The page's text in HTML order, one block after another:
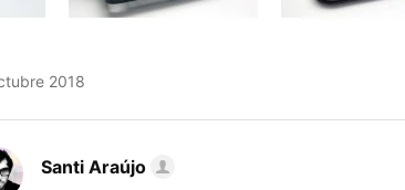
2018
Santi Araújo